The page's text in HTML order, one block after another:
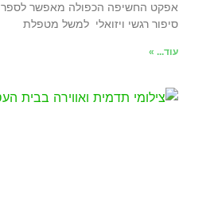
אפקט החשיפה הכפולה מאפשר לספר
סיפור רגשי ויזואלי למשל מטפלת
עוד... »